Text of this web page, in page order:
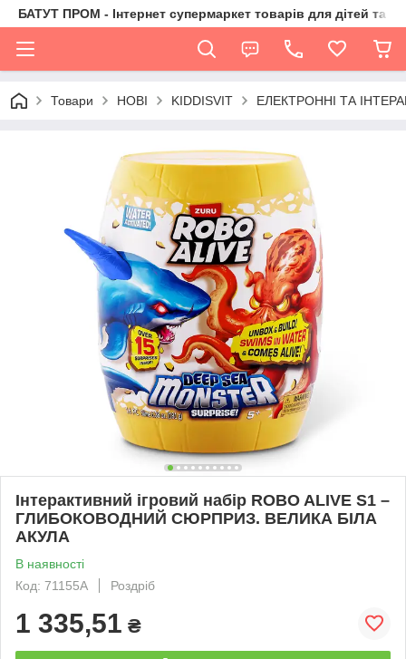
БАТУТ ПРОМ - Інтернет супермаркет товарів для дітей та їх
Товари НОВІ KIDDISVIT ЕЛЕКТРОННІ ТА
Інтерактивний ігровий набір ROBO ALIVE S1 –
ГЛИБОКОВОДНИЙ СЮРПРИЗ. ВЕЛИКА БІЛА
АКУЛА
В наявності
Код: 71155A
Роздріб
1 335,51 ₴